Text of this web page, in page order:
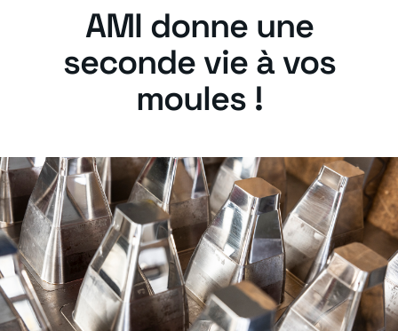
AMI donne une
seconde vie à vos
moules !